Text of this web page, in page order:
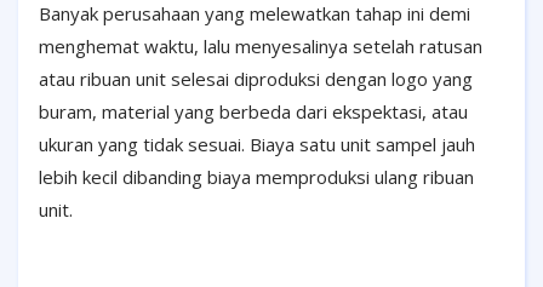
Banyak perusahaan yang melewatkan tahap ini demi
menghemat waktu, lalu menyesalinya setelah ratusan
atau ribuan unit selesai diproduksi dengan logo yang
buram, material yang berbeda dari ekspektasi, atau
ukuran yang tidak sesuai. Biaya satu unit sampel jauh
lebih kecil dibanding biaya memproduksi ulang ribuan
unit.